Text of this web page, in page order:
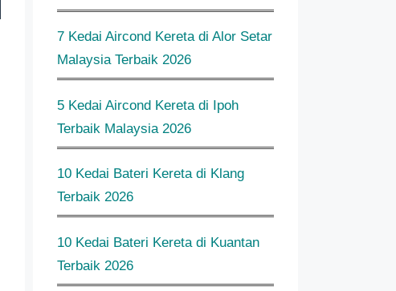
7 Kedai Aircond Kereta di Alor Setar
Malaysia Terbaik 2026
5 Kedai Aircond Kereta di Ipoh
Terbaik Malaysia 2026
10 Kedai Bateri Kereta di Klang
Terbaik 2026
10 Kedai Bateri Kereta di Kuantan
Terbaik 2026